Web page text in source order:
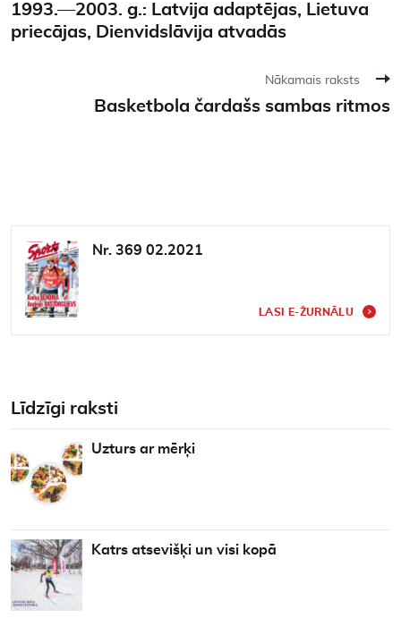
1993.—2003. g.: Latvija adaptējas, Lietuva
priecājas, Dienvidslāvija atvadās
Nākamais raksts
Basketbola čardašs sambas ritmos
Nr. 369 02.2021
LASI E-ŽURNĀLU
Līdzīgi raksti
Uzturs ar mērķi
Katrs atsevišķi un visi kopā